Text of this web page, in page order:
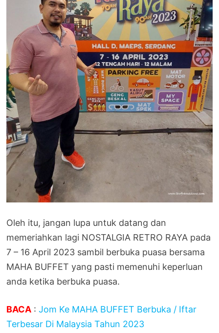
Oleh itu, jangan lupa untuk datang dan
memeriahkan lagi NOSTALGIA RETRO RAYA pada
7 – 16 April 2023 sambil berbuka puasa bersama
MAHA BUFFET yang pasti memenuhi keperluan
anda ketika berbuka puasa.
BACA :Jom Ke MAHA BUFFET Berbuka / Iftar
Terbesar Di Malaysia Tahun 2023